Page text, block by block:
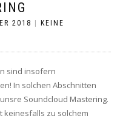
2018
KEINE
sind insofern
In solchen Abschnitten
Soundcloud Mastering.
keinesfalls zu solchem